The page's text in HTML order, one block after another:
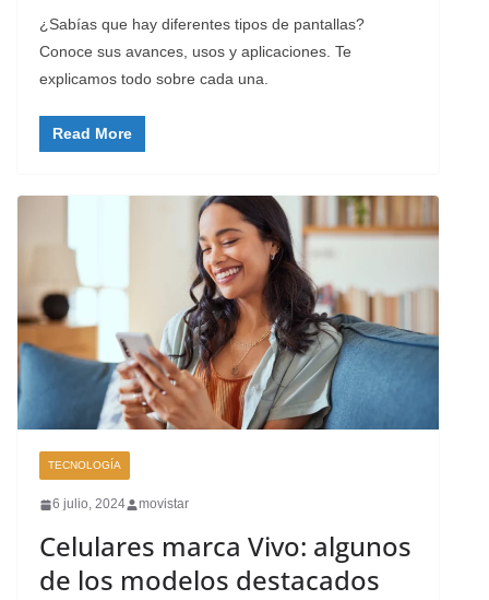
¿Sabías que hay diferentes tipos de pantallas?
Conoce sus avances, usos y aplicaciones. Te
explicamos todo sobre cada una.
Read More
TECNOLOGÍA
6 julio, 2024 movistar
Celulares marca Vivo: algunos
de los modelos destacados